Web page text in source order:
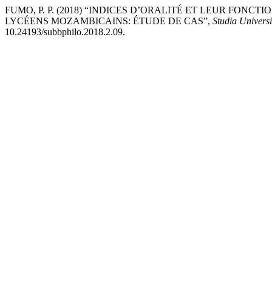
FUMO, P. P. (2018) “INDICES D’ORALITÉ ET LEUR
LYCÉENS MOZAMBICAINS: ÉTUDE DE CAS”, Studia
10.24193/subbphilo.2018.2.09.